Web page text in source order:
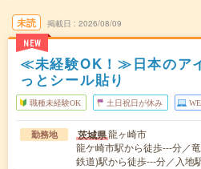
未読
NEW
掲載日 2026/08/09
≪未経験OK！≫日本のア
っとシール貼り
職種未経験OK 土日祝日が休み
勤務地 茨城県龍ヶ崎市
龍ケ崎市駅から徒歩---分／
鉄道)駅から徒歩---分／入地